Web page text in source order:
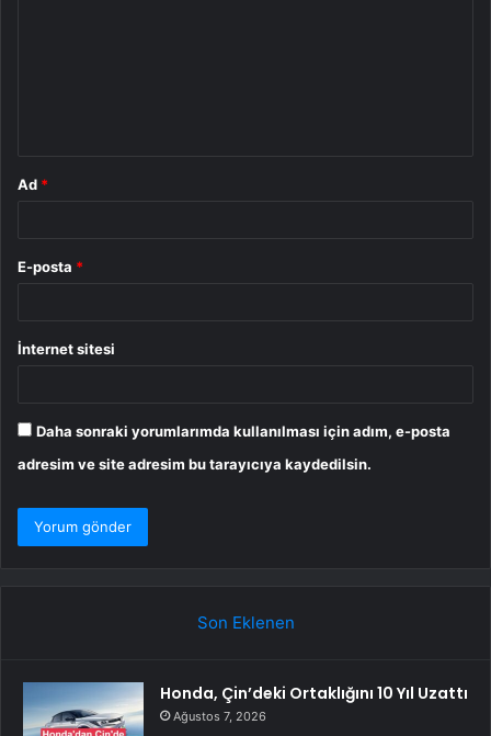
Ad *
E-posta *
İnternet sitesi
Daha sonraki yorumlarımda kullanılması için adım, e-posta
adresim ve site adresim bu tarayıcıya kaydedilsin.
Son Eklenen
Honda, Çin’deki Ortaklığını 10 Yıl Uzattı
Ağustos 7, 2026